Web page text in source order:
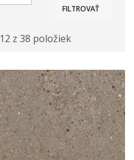
FILTROVAŤ
z 38 položiek